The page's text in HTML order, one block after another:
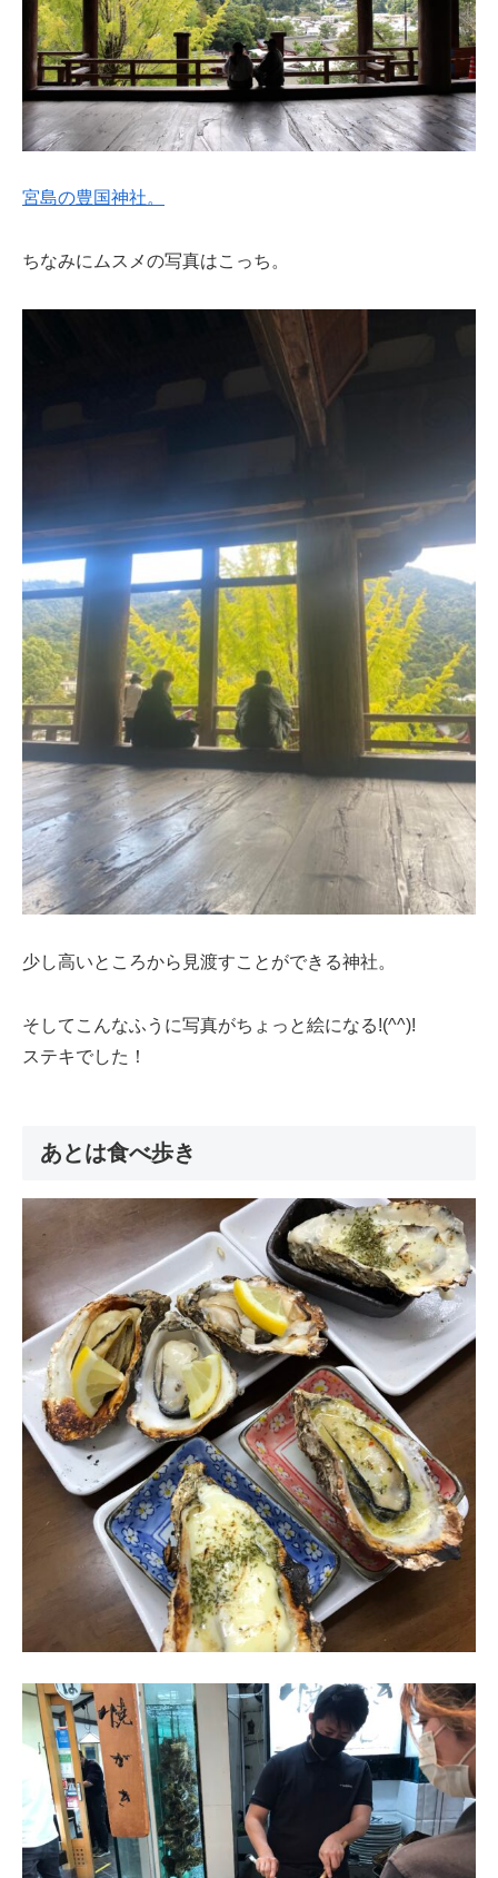
宮島の豊国神社。
ちなみにムスメの写真はこっち。
少し高いところから見渡すことができる神社。
そしてこんなふうに写真がちょっと絵になる!(^^)!
ステキでした！
あとは食べ歩き